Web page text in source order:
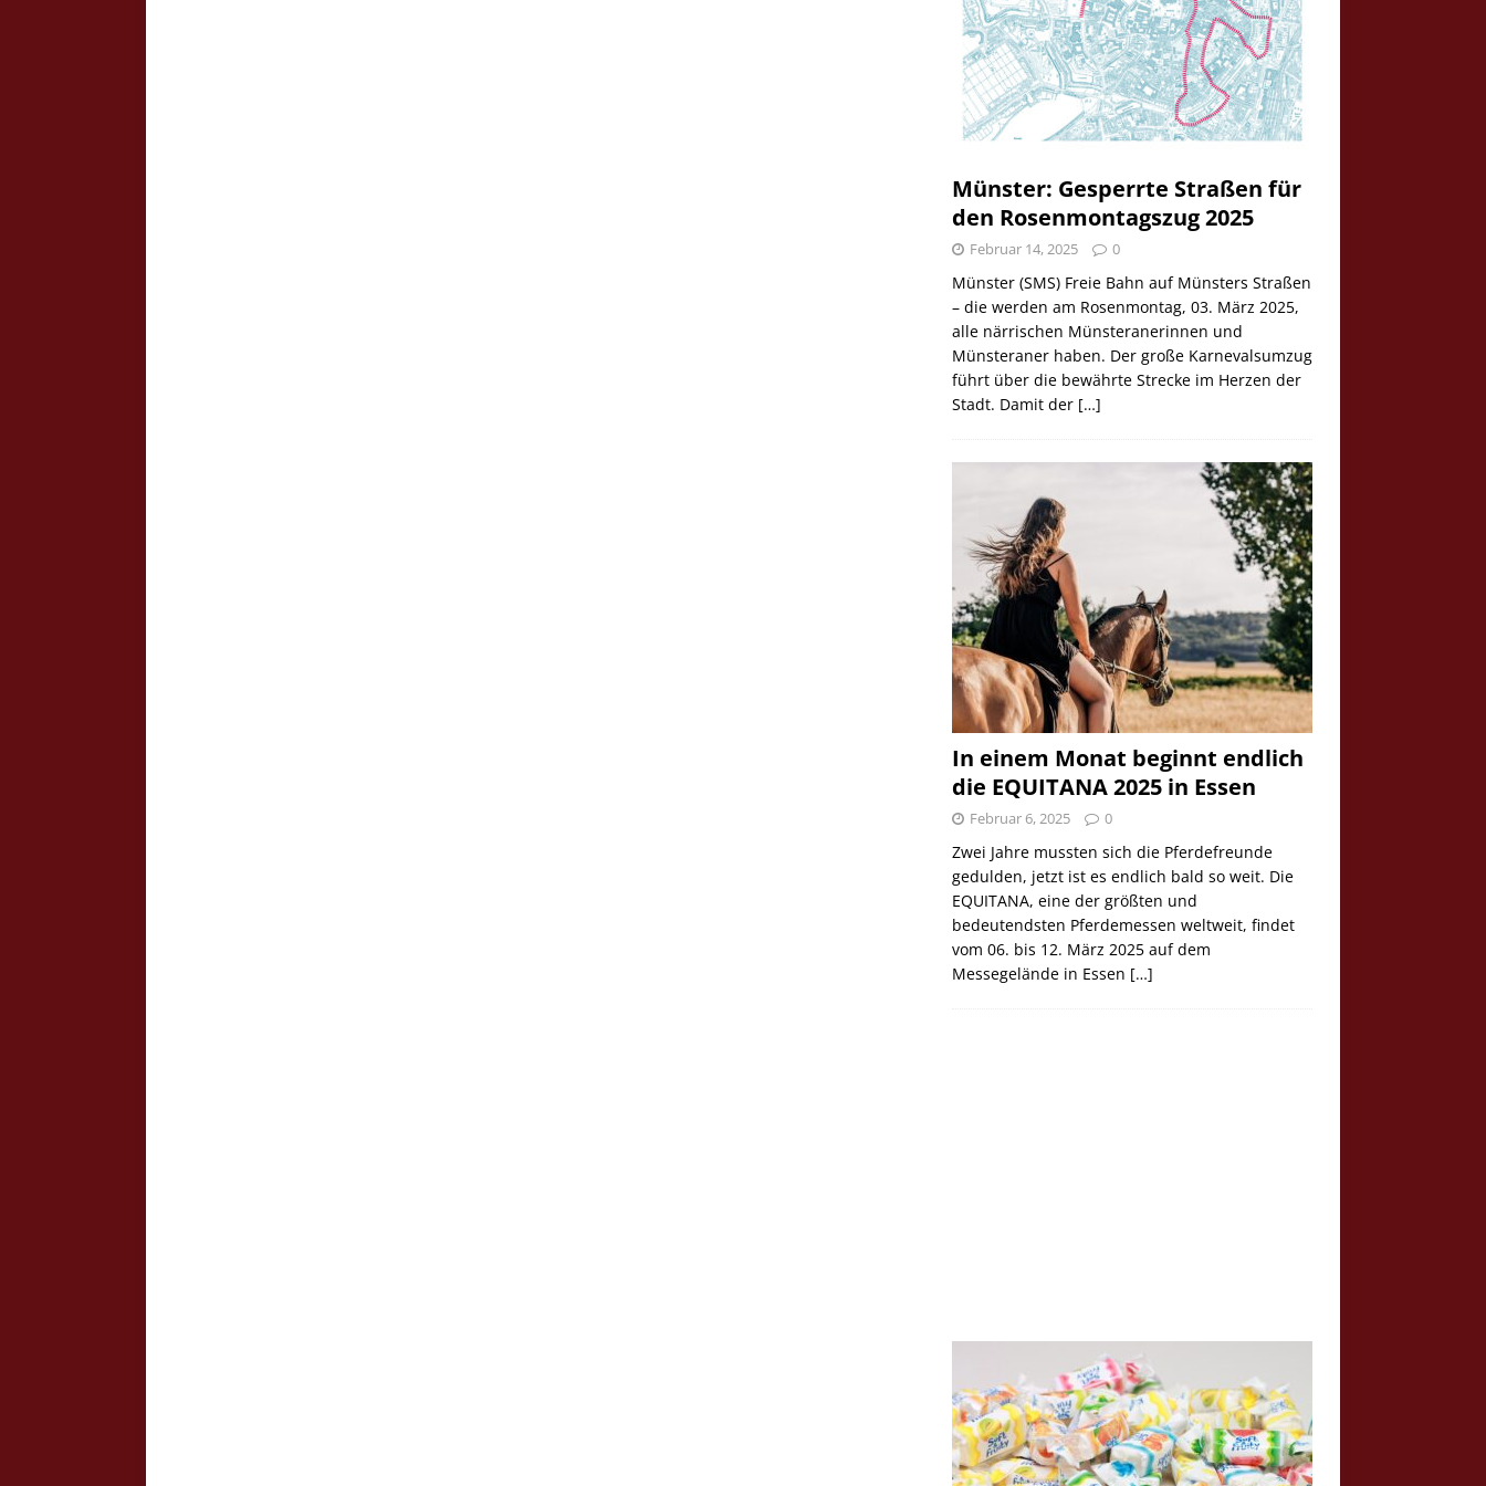
Münster: Gesperrte Straßen für
den Rosenmontagszug 2025
Februar 14, 2025 0
Münster (SMS) Freie Bahn auf Münsters Straßen
– die werden am Rosenmontag, 03. März 2025,
alle närrischen Münsteranerinnen und
Münsteraner haben. Der große Karnevalsumzug
führt über die bewährte Strecke im Herzen der
Stadt. Damit der […]
In einem Monat beginnt endlich
die EQUITANA 2025 in Essen
Februar 6, 2025 0
Zwei Jahre mussten sich die Pferdefreunde
gedulden, jetzt ist es endlich bald so weit. Die
EQUITANA, eine der größten und
bedeutendsten Pferdemessen weltweit, findet
vom 06. bis 12. März 2025 auf dem
Messegelände in Essen […]